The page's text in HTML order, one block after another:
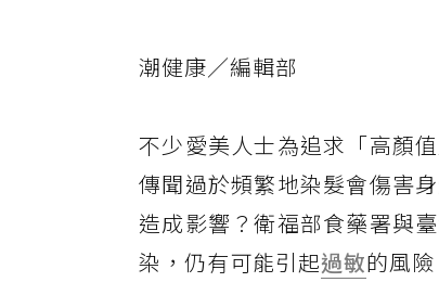
潮健康／編輯部
不少愛美人士為追求「高顏
傳聞過於頻繁地染髮會傷害
造成影響？衛福部食藥署與
染，仍有可能引起過敏的風險